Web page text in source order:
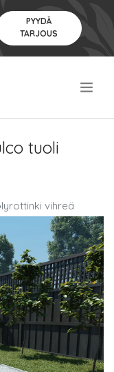
PYYDÄ
TARJOUS
tuoli
vihreä